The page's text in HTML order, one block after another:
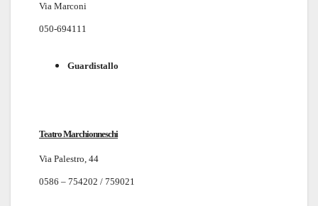
Via Marconi
050-694111
Guardistallo
Teatro Marchionneschi
Via Palestro, 44
0586 – 754202 / 759021